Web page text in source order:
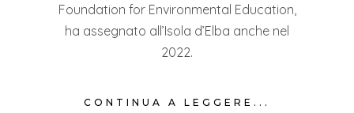
Foundation for Environmental Education,
ha assegnato all’Isola d’Elba anche nel
2022.
CONTINUA A LEGGERE...